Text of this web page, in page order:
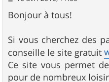
s
s
g
e
Bonjour à tous!
Si vous cherchez des
conseille le site gratuit
Ce site vous permet
pour de nombreux